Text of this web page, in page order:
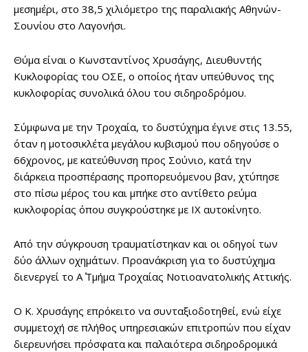
μεσημέρι, στο 38,5 χιλιόμετρο της παραλιακής Αθηνών-
Σουνίου στο Λαγονήσι.
Θύμα είναι ο Κωνσταντίνος Χρυσάγης, Διευθυντής
Κυκλοφορίας του ΟΣΕ, ο οποίος ήταν υπεύθυνος της
κυκλοφορίας συνολικά όλου του σιδηροδρόμου.
Σύμφωνα με την Τροχαία, το δυστύχημα έγινε στις 13.55,
όταν η μοτοσικλέτα μεγάλου κυβισμού που οδηγούσε ο
66χρονος, με κατεύθυνση προς Σούνιο, κατά την
διάρκεια προσπέρασης προπορευόμενου βαν, χτύπησε
στο πίσω μέρος του και μπήκε στο αντίθετο ρεύμα
κυκλοφορίας όπου συγκρούστηκε με ΙΧ αυτοκίνητο.
Από την σύγκρουση τραυματίστηκαν και οι οδηγοί των
δύο άλλων οχημάτων. Προανάκριση για το δυστύχημα
διενεργεί το Α΄ Τμήμα Τροχαίας Νοτιοανατολικής Αττικής.
Ο Κ. Χρυσάγης επρόκειτο να συνταξιοδοτηθεί, ενώ είχε
συμμετοχή σε πλήθος υπηρεσιακών επιτροπών που είχαν
διερευνήσει πρόσφατα και παλαιότερα σιδηροδρομικά